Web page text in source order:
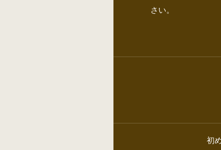
さい。
初